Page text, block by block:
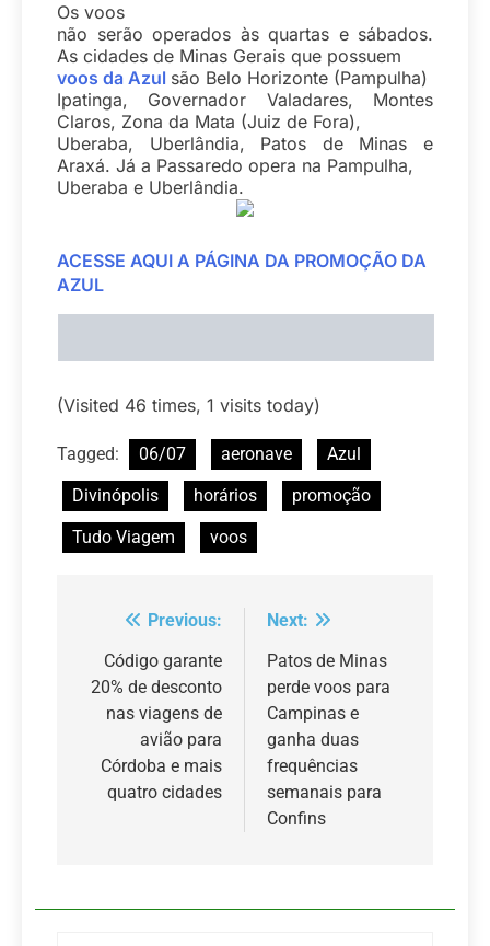
Os voos
não serão operados às quartas e sábados.
As cidades de Minas Gerais que possuem
voos da Azul são Belo Horizonte (Pampulha)
Ipatinga, Governador Valadares, Montes
Claros, Zona da Mata (Juiz de Fora),
Uberaba, Uberlândia, Patos de Minas e
Araxá. Já a Passaredo opera na Pampulha,
Uberaba e Uberlândia.
ACESSE AQUI A PÁGINA DA PROMOÇÃO DA
AZUL
(Visited 46 times, 1 visits today)
Tagged: 06/07 aeronave
Azul
Divinópolis
horários
promoção
Tudo Viagem
voos
Navegação
de
Post
Previous:
Código garante
20% de desconto
nas viagens de
avião para
Córdoba e mais
quatro cidades
Next:
Patos de Minas
perde voos para
Campinas e
ganha duas
frequências
semanais para
Confins